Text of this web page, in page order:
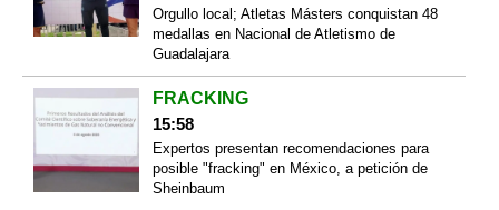
Orgullo local; Atletas Másters conquistan 48
medallas en Nacional de Atletismo de
Guadalajara
FRACKING
15:58
Expertos presentan recomendaciones para
posible "fracking" en México, a petición de
Sheinbaum